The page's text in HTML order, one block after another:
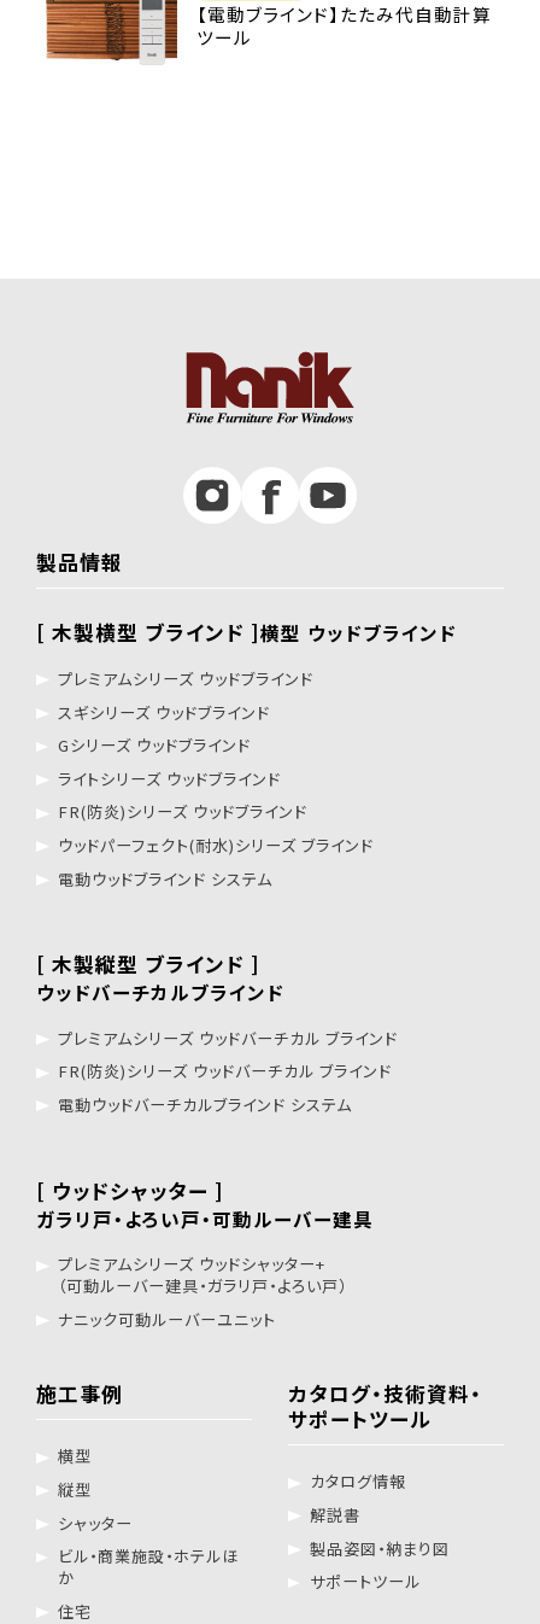
【電動ブラインド】たたみ代自動計算
ツール
製品情報
[ 木製横型 ブラインド ]横型 ウッドブラインド
プレミアムシリーズ ウッドブラインド
スギシリーズ ウッドブラインド
Gシリーズ ウッドブラインド
ライトシリーズ ウッドブラインド
FR(防炎)シリーズ ウッドブラインド
ウッドパーフェクト(耐水)シリーズ ブラインド
電動ウッドブラインド システム
[ 木製縦型 ブラインド ]
ウッドバーチカルブラインド
プレミアムシリーズ ウッドバーチカル ブラインド
FR(防炎)シリーズ ウッドバーチカル ブラインド
電動ウッドバーチカルブラインド システム
[ ウッドシャッター ]
ガラリ戸・よろい戸・可動ルーバー建具
プレミアムシリーズ ウッドシャッター+
（可動ルーバー建具・ガラリ戸・よろい戸）
ナニック可動ルーバーユニット
施工事例
横型
縦型
シャッター
ビル・商業施設・ホテルほ
か
住宅
カタログ・技術資料・
サポートツール
カタログ情報
解説書
製品姿図・納まり図
サポートツール